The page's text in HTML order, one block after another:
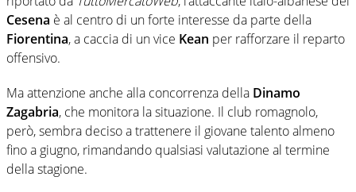
Cesena è al centro di un forte interesse da parte della
Fiorentina, a caccia di un vice Kean per rafforzare il reparto
offensivo.
Ma attenzione anche alla concorrenza della Dinamo
Zagabria, che monitora la situazione. Il club romagnolo,
però, sembra deciso a trattenere il giovane talento almeno
fino a giugno, rimandando qualsiasi valutazione al termine
della stagione.